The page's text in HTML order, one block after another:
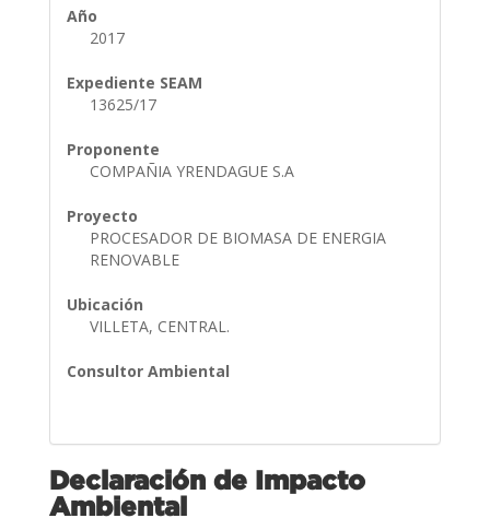
Año
2017
Expediente SEAM
13625/17
Proponente
COMPAÑIA YRENDAGUE S.A
Proyecto
PROCESADOR DE BIOMASA DE ENERGIA
RENOVABLE
Ubicación
VILLETA, CENTRAL.
Consultor Ambiental
Declaración de Impacto
Ambiental